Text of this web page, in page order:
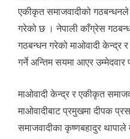
एकीकृत समाजवादीको गठबन्धनले
गरेको छ । नेपाली काँग्रेस
गठबन्धन गरेको माओवादी केन्द्र
गर्ने अन्तिम सयमा आएर उम्मेदवार
माओवादी केन्द्र र एकीकृत
माओवादीबाट प्रमुखमा दीपक
समाजवादीका कृष्णबहादुर थापाले